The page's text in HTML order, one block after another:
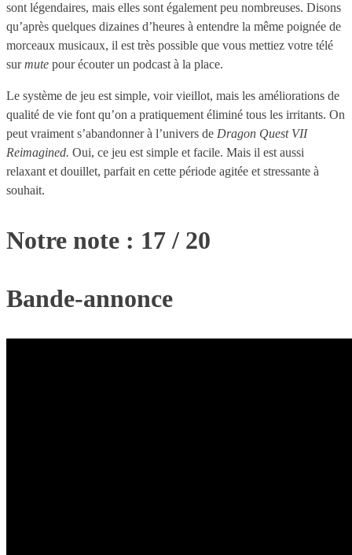
sont légendaires, mais elles sont également peu nombreuses. Disons
qu’après quelques dizaines d’heures à entendre la même poignée de
morceaux musicaux, il est très possible que vous mettiez votre télé
surmute pour écouter un podcast à la place.
Le système de jeu est simple, voir vieillot, mais les améliorations de
qualité de vie font qu’on a pratiquement éliminé tous les irritants. On
peut vraiment s’abandonner à l’univers de Dragon Quest VII
Reimagined. Oui, ce jeu est simple et facile. Mais il est aussi
relaxant et douillet, parfait en cette période agitée et stressante à
souhait.
Notre note : 17 / 20
Bande-annonce